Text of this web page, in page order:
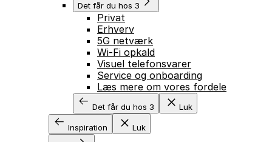
Det får du hos 3
Privat
Erhverv
5G netværk
Wi-Fi opkald
Visuel telefonsvarer
Service og onboarding
Læs mere om vores fordele
Det får du hos 3 Luk
Inspiration Luk